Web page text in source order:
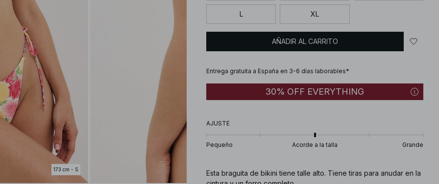
173 cm - S
L XL
AÑADIR AL CARRITO
Entrega gratuita a España en 3-6 días laborables*
30% OFF EVERYTHING
AJUSTE
Pequeño Acorde a la talla Grande
Esta braguita de bikini tiene talle alto. Tiene tiras para anudar en la